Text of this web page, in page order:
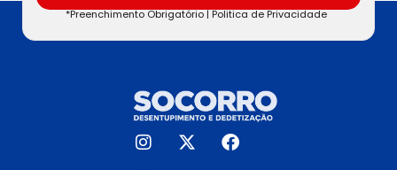
*Preenchimento Obrigatório |Politica de Privacidade